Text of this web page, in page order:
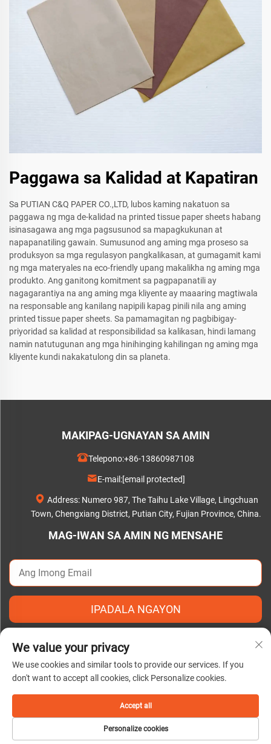
Paggawa sa Kalidad at Kapatiran
Sa PUTIAN C&Q PAPER CO.,LTD, lubos kaming nakatuon sa
paggawa ng mga de-kalidad na printed tissue paper sheets habang
isinasagawa ang mga pagsusunod sa mapagkukunan at
napapanatiling gawain. Sumusunod ang aming mga proseso sa
produksyon sa mga regulasyon pangkalikasan, at gumagamit kami
ng mga materyales na eco-friendly upang makalikha ng aming mga
produkto. Ang ganitong komitment sa pagpapanatili ay
nagagarantiya na ang aming mga kliyente ay maaaring magtiwala
na responsable ang kanilang napipili kapag pinili nila ang aming
printed tissue paper sheets. Sa pamamagitan ng pagbibigay-
priyoridad sa kalidad at responsibilidad sa kalikasan, hindi lamang
namin natutugunan ang mga hinihinging kahilingan ng aming mga
kliyente kundi nakakatulong din sa planeta.
MAKIPAG-UGNAYAN SA AMIN
Telepono:+86-13860987108
E-mail:[email protected]
Address: Numero 987, The Taihu Lake Village, Lingchuan
Town, Chengxiang District, Putian City, Fujian Province, China.
MAG-IWAN SA AMIN NG MENSAHE
IPADALA NGAYON
Copyright © 2025 by Putian C&Q Paper Co., Ltd. |
Pagkapribado
We value your privacy
We use cookies and similar tools to provide our services. If you
don't want to accept all cookies, click Personalize cookies.
Personalize cookies
Accept all